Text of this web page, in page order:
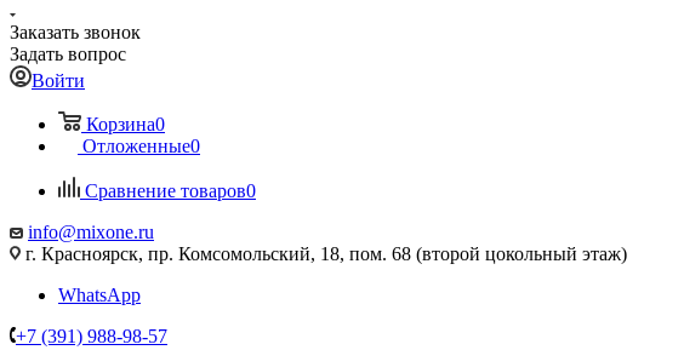
Заказать звонок
Задать вопрос
Войти
Корзина0
Отложенные0
Сравнение товаров0
info@mixone.ru
г. Красноярск, пр. Комсомольский, 18, пом. 68 (второй цокольный этаж)
WhatsApp
+7 (391) 988-98-57